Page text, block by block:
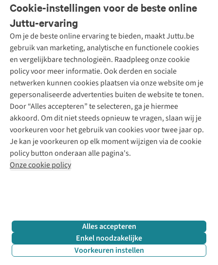
Filter & sorteer
Cookie-instellingen voor de beste online
Juttu-ervaring
Om je de beste online ervaring te bieden, maakt Juttu.be
gebruik van marketing, analytische en functionele cookies
en vergelijkbare technologieën. Raadpleeg onze cookie
policy voor meer informatie. Ook derden en sociale
netwerken kunnen cookies plaatsen via onze website om je
gepersonaliseerde advertenties buiten de website te tonen.
Door “Alles accepteren” te selecteren, ga je hiermee
akkoord. Om dit niet steeds opnieuw te vragen, slaan wij je
voorkeuren voor het gebruik van cookies voor twee jaar op.
Je kan je voorkeuren op elk moment wijzigen via de cookie
policy button onderaan alle pagina's.
Onze cookie policy
Alles accepteren
Enkel noodzakelijke
Voorkeuren instellen
Bestellen
Betalen
10% studentenkorting
Klarna - achteraf betalen
Levering
Retourneren
Bestelling herroepen
Garantie
Contact
Onze diensten
Tweedehands - ReJUsed
Kledingatelier
Personal shopping
Textielbox
Events / workshops
Juttu
Over ons
Juttu Friends
Inspiratie
Werken bij Juttu
Onze winkels
De wereld van Juttu
Verantwoord ondernemen
Toegankelijkheidsverklaring
Merken
Nathalie Vleeschouwer
Selected dames
HKLiving
Dickies
Sessùn
Strom
O My Bag
Revolution
Meld je aan voor de nieuwsbrief
Follow us
+32 (0)3 828 30 15 team@juttu.be
BTW BE 0416.762.280